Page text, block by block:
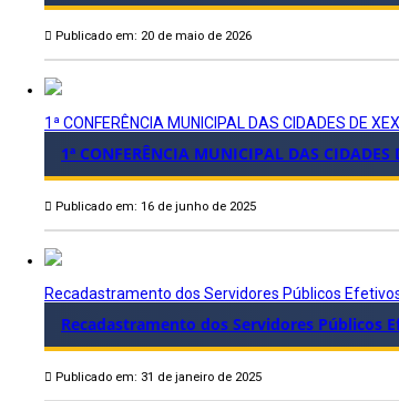
Publicado em: 20 de maio de 2026
1ª CONFERÊNCIA MUNICIPAL DAS CIDADES DE
1ª CONFERÊNCIA MUNICIPAL DAS
Publicado em: 16 de junho de 2025
Recadastramento dos Servidores Públicos
Recadastramento dos Servidores Públicos
Publicado em: 31 de janeiro de 2025